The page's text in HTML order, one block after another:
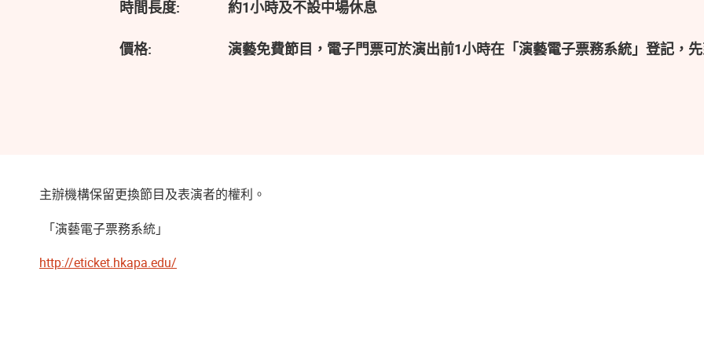
時間長度: 約1小時及不設中場休息
價格: 演藝免費節目，電子門票可於演出前1小時在「演藝電子票務系統」登記，
主辦機構保留更換節目及表演者的權利。
「演藝電子票務系統」
http://eticket.hkapa.edu/